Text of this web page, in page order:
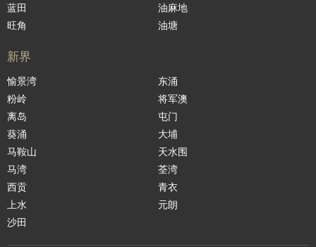
蓝田
旺角
油麻地
油塘
新界
愉景湾
粉岭
离岛
葵涌
马鞍山
马湾
西贡
上水
沙田
东涌
将军澳
屯门
大埔
天水围
荃湾
青衣
元朗